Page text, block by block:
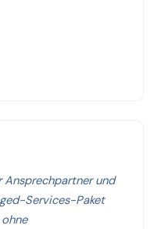
Ansprechpartner und
Services-Paket